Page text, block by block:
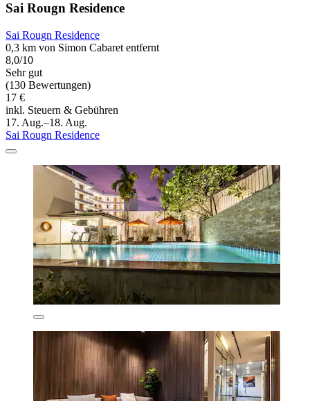
Sai Rougn Residence
Sai Rougn Residence
0,3 km von Simon Cabaret entfernt
8,0/10
Sehr gut
(130 Bewertungen)
17 €
inkl. Steuern & Gebühren
17. Aug.–18. Aug.
Sai Rougn Residence